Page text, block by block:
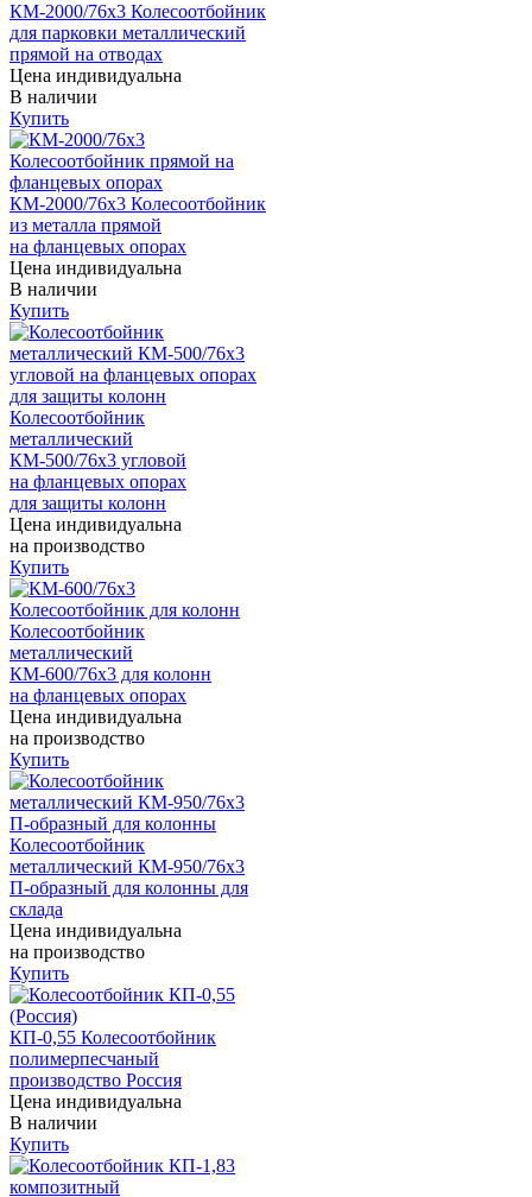
КМ-2000/76х3 Колесоотбойник
для парковки металлический
прямой на отводах
Цена индивидуальна
В наличии
Купить
КМ-2000/76х3 Колесоотбойник
из металла прямой
на фланцевых опорах
Цена индивидуальна
В наличии
Купить
Колесоотбойник
металлический
КМ-500/76х3 угловой
на фланцевых опорах
для защиты колонн
Цена индивидуальна
на производство
Купить
Колесоотбойник
металлический
КМ-600/76х3 для колонн
на фланцевых опорах
Цена индивидуальна
на производство
Купить
Колесоотбойник
металлический КМ-950/76х3
П-образный для колонны для
склада
Цена индивидуальна
на производство
Купить
КП-0,55 Колесоотбойник
полимерпесчаный
производство Россия
Цена индивидуальна
В наличии
Купить